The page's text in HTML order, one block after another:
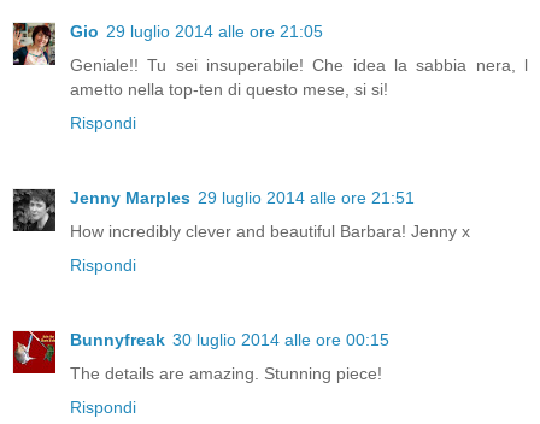
Gio 29 luglio 2014 alle ore 21:05
Geniale!! Tu sei insuperabile! Che idea la sabbia nera, l
ametto nella top-ten di questo mese, si si!
Rispondi
Jenny Marples 29 luglio 2014 alle ore 21:51
How incredibly clever and beautiful Barbara! Jenny x
Rispondi
Bunnyfreak 30 luglio 2014 alle ore 00:15
The details are amazing. Stunning piece!
Rispondi